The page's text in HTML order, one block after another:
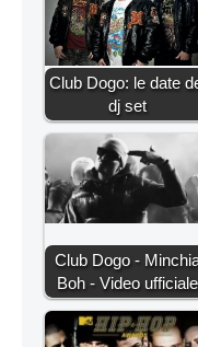
Club Dogo: le date
dj set
Club Dogo -
Boh - Video ufficiale